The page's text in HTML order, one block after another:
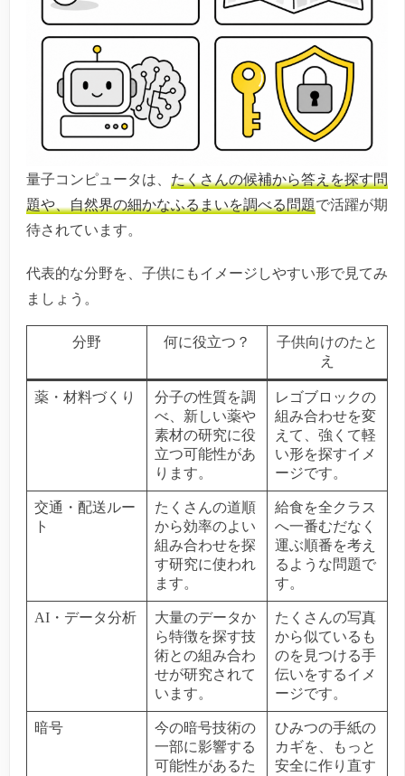
量子コンピュータは、 たくさんの候補から答えを探す問
題や、自然界の細かなふるまいを調べる問題で活躍が期
待されています。
代表的な分野を、子供にもイメージしやすい形で見てみ
ましょう。
分野 何に役立つ？
子供向けのたと
え
薬・材料づくり
分子の性質を調
べ、新しい薬や
素材の研究に役
立つ可能性があ
ります。
レゴブロックの
組み合わせを変
えて、強くて軽
い形を探すイメ
ージです。
交通・配送ルー
ト
たくさんの道順
から効率のよい
組み合わせを探
す研究に使われ
ます。
給食を全クラス
へ一番むだなく
運ぶ順番を考え
るような問題で
す。
AI・データ分析
大量のデータか
ら特徴を探す技
術との組み合わ
せが研究されて
います。
たくさんの写真
から似ているも
のを見つける手
伝いをするイメ
ージです。
暗号
今の暗号技術の
一部に影響する
可能性があるた
ひみつの手紙の
カギを、もっと
安全に作り直す